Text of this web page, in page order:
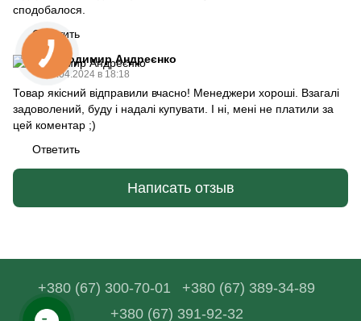
сподобалося.
Ответить
Володимир Андреєнко
25.04.2024 в 18:18
Товар якісний відправили вчасно! Менеджери хороші. Взагалі
задоволений, буду і надалі купувати. І ні, мені не платили за
цей коментар ;)
Ответить
Написать отзыв
+380 (67) 300-70-01
+380 (67) 389-34-89
+380 (67) 391-92-32